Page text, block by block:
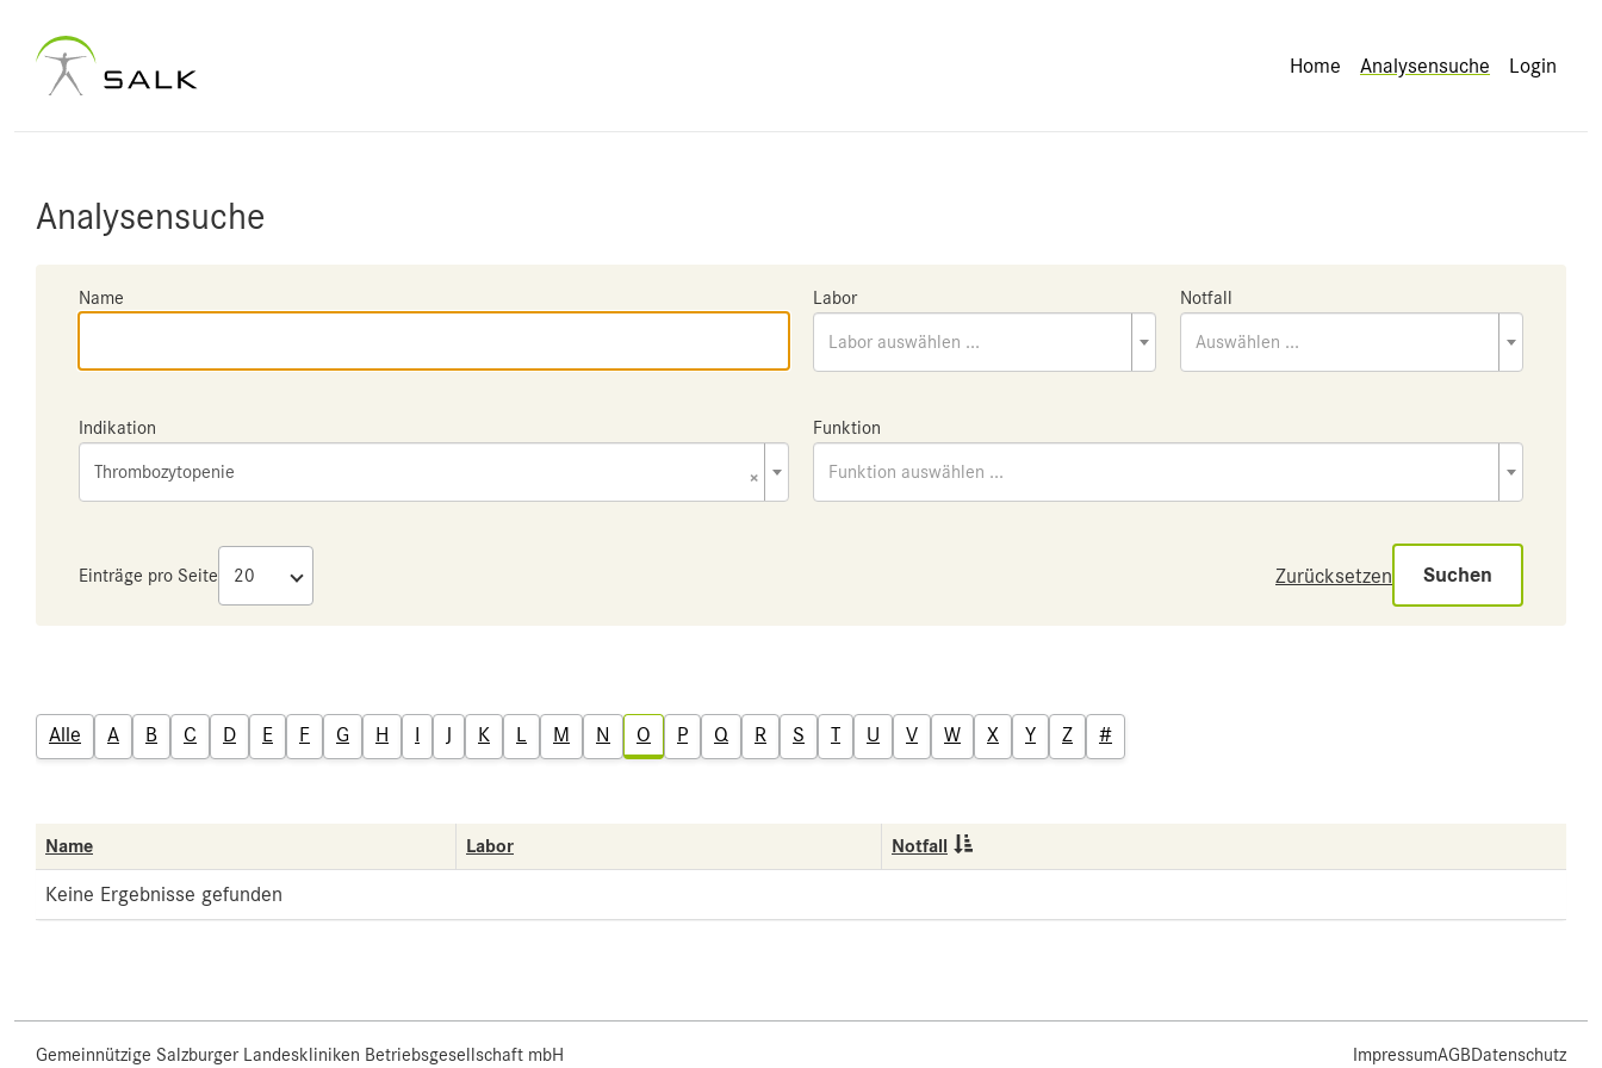
Home Analysensuche Login
Analysensuche
Name Labor
Labor auswählen ...
Notfall
Auswählen ...
Indikation
×
Thrombozytopenie
Funktion
Funktion auswählen ...
Einträge pro Seite Zurücksetzen Suchen
Alle A B C D E F G H I J K L M N O P Q R S T U V W X Y Z #
Name Labor Notfall
Keine Ergebnisse gefunden
Gemeinnützige Salzburger Landeskliniken Betriebsgesellschaft mbH ImpressumAGBDatenschutz